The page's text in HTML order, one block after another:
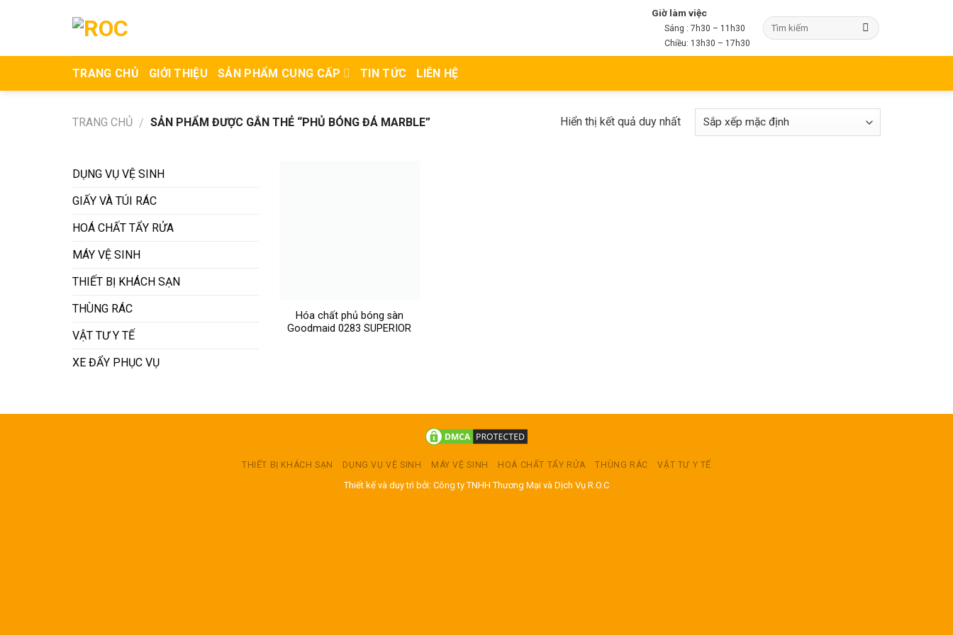
Giờ làm việc
Sáng : 7h30 – 11h30
Chiều: 13h30 – 17h30
TRANG CHỦ GIỚI THIỆU SẢN PHẨM CUNG CẤP TIN TỨC LIÊN HỆ
TRANG CHỦ / SẢN PHẨM ĐƯỢC GẮN THẺ “PHỦ BÓNG ĐÁ MARBLE” Hiển thị kết quả duy nhất
DỤNG VỤ VỆ SINH
GIẤY VÀ TÚI RÁC
HOÁ CHẤT TẨY RỬA
MÁY VỆ SINH
THIẾT BỊ KHÁCH SẠN
THÙNG RÁC
VẬT TƯ Y TẾ
XE ĐẨY PHỤC VỤ
Hóa chất phủ bóng sàn
Goodmaid 0283 SUPERIOR
THIẾT BỊ KHÁCH SẠN DỤNG VỤ VỆ SINH MÁY VỆ SINH HOÁ CHẤT TẨY RỬA THÙNG RÁC VẬT TƯ Y TẾ
Thiết kế và duy trì bởi: Công ty TNHH Thương Mại và Dịch Vụ R.O.C